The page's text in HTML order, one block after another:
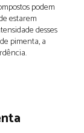
podem
estarem
desses
pimenta, a